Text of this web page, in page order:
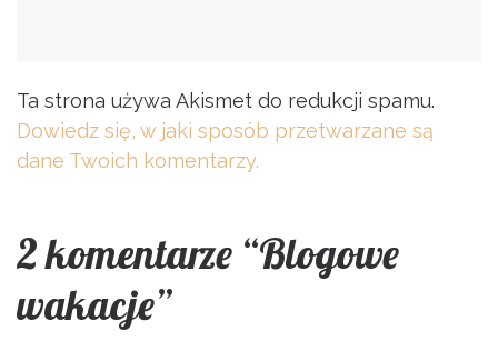
Ta strona używa Akismet do redukcji spamu.
Dowiedz się, w jaki sposób przetwarzane są
dane Twoich komentarzy.
2 komentarze “Blogowe
wakacje”